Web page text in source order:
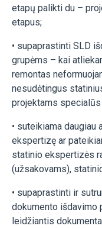
etapų palikti du –
etapus;
• supaprastinti SLD
grupėms – kai
remontas
nesudėtingus
projektams
• suteikiama daugiau
ekspertizę ar
statinio ekspertizės
(užsakovams),
• supaprastinti ir
dokumento išdavimo
leidžiantis